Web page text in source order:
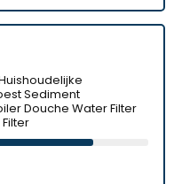
Sediment
Douche Water Filter